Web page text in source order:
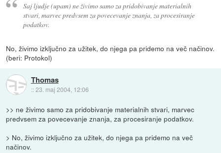
Saj ljudje (upam) ne živimo samo za pridobivanje materialnih
stvari, marvec predvsem za povecevanje znanja, za procesiranje
podatkov.
No, živimo izključno za užitek, do njega pa pridemo na več načinov.
(beri: Protokol)
Thomas
::23. maj 2004, 12:06
>> ne živimo samo za pridobivanje materialnih stvari, marvec
predvsem za povecevanje znanja, za procesiranje podatkov.
> No, živimo izključno za užitek, do njega pa pridemo na več
načinov.